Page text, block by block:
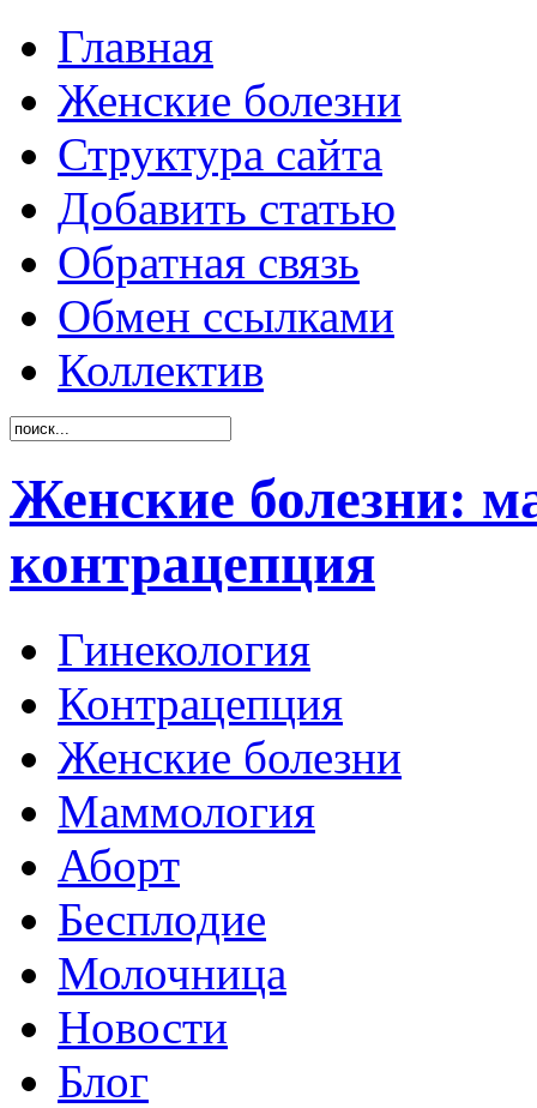
Главная
Женские болезни
Структура сайта
Добавить статью
Обратная связь
Обмен ссылками
Коллектив
Женские болезни:
контрацепция
Гинекология
Контрацепция
Женские болезни
Маммология
Аборт
Бесплодие
Молочница
Новости
Блог